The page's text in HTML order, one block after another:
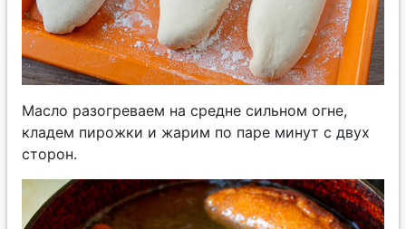
Масло разогреваем на средне сильном огне,
кладем пирожки и жарим по паре минут с двух
сторон.